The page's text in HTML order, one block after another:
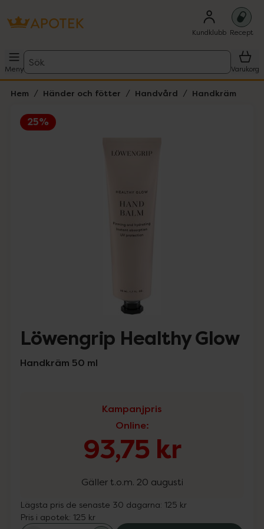
Kundklubb Recept
Meny
Sök
Varukorg
Hem Händer och fötter Handvård Handkräm
25%
Lista: . Innehåller 1 objekt.
Löwengrip Healthy Glow
Handkräm 50 ml
Kampanjpris
Online:
93,75 kr
Gäller t.o.m. 20 augusti
Lägsta pris de senaste 30 dagarna: 125 kr
Pris i apotek: 125 kr